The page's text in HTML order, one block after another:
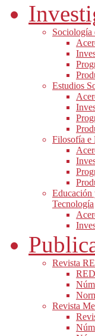
Sociología
Estudios
Filosofía e
Educación
Tecnología
Revista
Revista